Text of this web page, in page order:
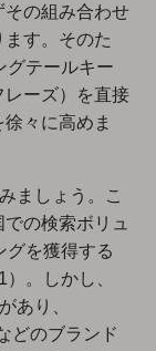
その組み合わせ
す。そのた
グテールキー
レーズ）を直接
々に高めま
ましょう。こ
での検索ボリュ
グを獲得する
。しかし、
あり、
どのブランド